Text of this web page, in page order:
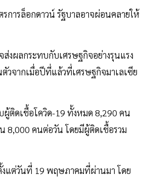
การล็อกดาวน์ รัฐบาลอาจผ่อนคลายให้
ส่งผลกระทบกับเศรษฐกิจอย่างรุนแรง
วจากเมื่อปีที่แล้วที่เศรษฐกิจมาเลเซีย
ผู้ติดเชื้อโควิด-19 ทั้งหมด 8,290 คน
8,000 คนต่อวัน โดยมีผู้ติดเชื้อรวม
งแต่วันที่ 19 พฤษภาคมที่ผ่านมา โดย